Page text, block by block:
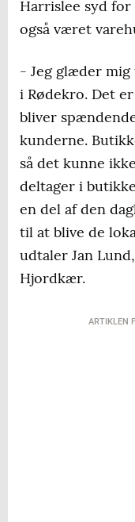
Harrislee syd
også været
- Jeg glæder mig
i Rødekro. Det
bliver
kunderne.
så det kunne
deltager i
en del af den
til at blive de
udtaler Jan
Hjordkær.
ARTIKLEN